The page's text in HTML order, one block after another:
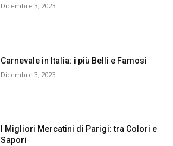
Dicembre 3, 2023
Carnevale in Italia: i più Belli e Famosi
Dicembre 3, 2023
I Migliori Mercatini di Parigi: tra Colori e
Sapori